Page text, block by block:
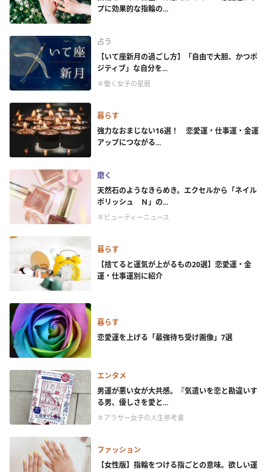
プに効果的な指輪の...
占う
【いて座新月の過ごし方】「自由で大胆、かつポ
ジティブ」な自分を...
＃働く女子の星暦
暮らす
強力なおまじない16選！ 恋愛運・仕事運・金運
アップにつながる...
磨く
天然石のようなきらめき。エクセルから「ネイル
ポリッシュ Ｎ」の...
＃ビューティーニュース
暮らす
【捨てると運気が上がるもの20選】恋愛運・金
運・仕事運別に紹介
暮らす
恋愛運を上げる「最強待ち受け画像」7選
エンタメ
男運が悪い女が大共感。『気遣いを恋と勘違いす
る男、優しさを愛と...
＃アラサー女子の人生参考書
ファッション
【女性版】指輪をつける指ごとの意味。欲しい運